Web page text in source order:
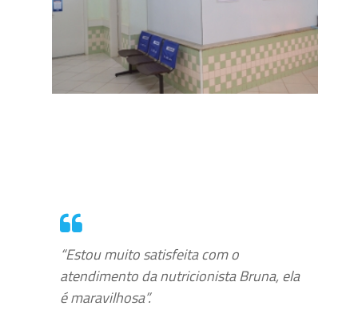
“Estou muito satisfeita com o
atendimento da nutricionista Bruna, ela
é maravilhosa”.